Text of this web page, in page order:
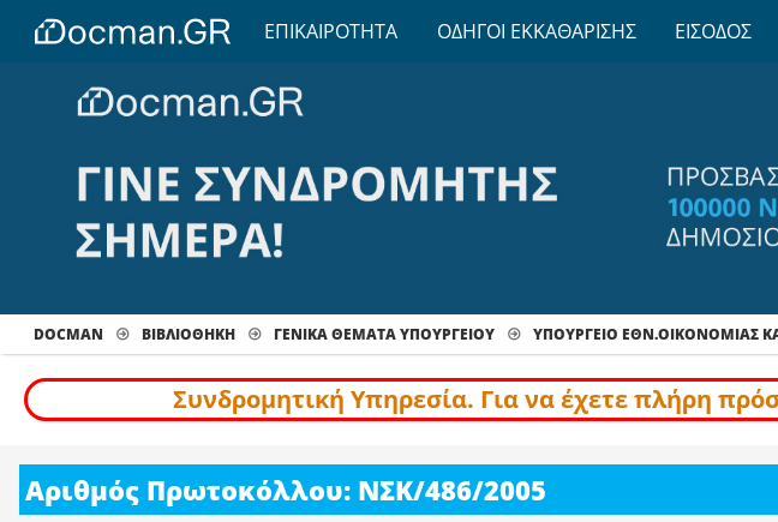
ΕΠΙΚΑΙΡΟΤΗΤΑ ΟΔΗΓΟΙ ΕΚΚΑΘΑΡΙΣΗΣ ΕΙΣΟΔΟΣ
DOCMAN ΒΙΒΛΙΟΘΗΚΗ ΓΕΝΙΚΑ ΘΕΜΑΤΑ ΥΠΟΥΡΓΕΙΟΥ ΥΠΟΥΡΓΕΙΟ ΕΘΝ.ΟΙΚΟΝΟΜΙΑΣ
Συνδρομητική Υπηρεσία. Για να έχετε πλήρη
Αριθμός Πρωτοκόλλου: ΝΣΚ/486/2005